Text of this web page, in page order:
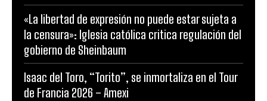
«La libertad de expresión no puede estar sujeta a
la censura»: Iglesia católica critica regulación del
gobierno de Sheinbaum
Isaac del Toro, “Torito”, se inmortaliza en el Tour
de Francia 2026 – Amexi